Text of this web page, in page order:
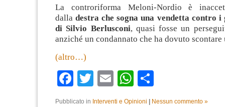
La controriforma Meloni-Nordio è
dalladestra che sogna una vendetta contro
di Silvio Berlusconi, quasi fosse un
anziché un condannato che ha dovuto scontare
(altro…)
Facebook
TwitterEmailWhatsApp
Pubblicato in Interventi e Opinioni Nessun commento »